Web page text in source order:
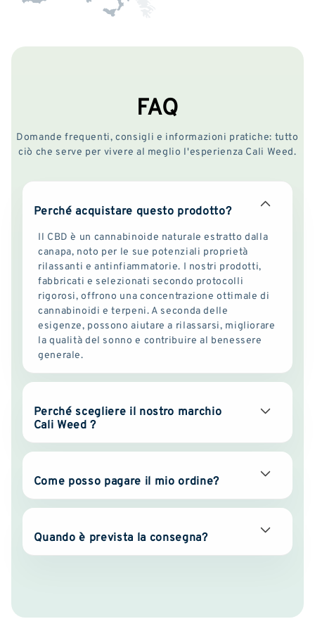
FAQ
Domande frequenti, consigli e informazioni pratiche: tutto
ciò che serve per vivere al meglio l'esperienza Cali Weed.
Perché acquistare questo prodotto?
Il CBD è un cannabinoide naturale estratto dalla
canapa, noto per le sue potenziali proprietà
rilassanti e antinfiammatorie. I nostri prodotti,
fabbricati e selezionati secondo protocolli
rigorosi, offrono una concentrazione ottimale di
cannabinoidi e terpeni. A seconda delle
esigenze, possono aiutare a rilassarsi, migliorare
la qualità del sonno e contribuire al benessere
generale.
Perché scegliere il nostro marchio
Cali Weed ?
Come posso pagare il mio ordine?
Quando è prevista la consegna?